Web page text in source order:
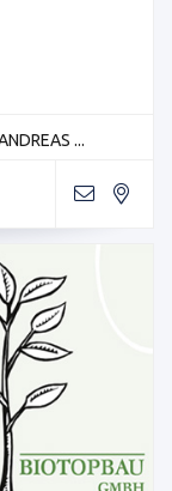
...